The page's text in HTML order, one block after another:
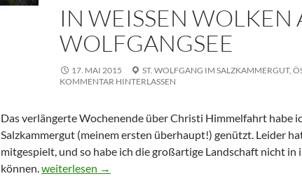
IN WEISSEN WOLKEN
OLFGANGSEE
17. MAI 2015 ST. WOLFGANG IM SALZKAMMERGUT,
KOMMENTAR HINTERLASSEN
Das verlängerte Wochenende über Christi Himmelfahrt habe
Salzkammergut (meinem ersten überhaupt!) genützt. Leider
mitgespielt, und so habe ich die großartige Landschaft nicht
können.In weißen Wolken am Wolfgangsee
weiterlesen →